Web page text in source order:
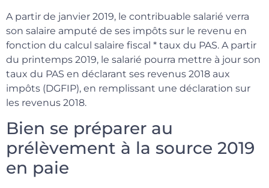
A partir de janvier 2019, le contribuable salarié verra
son salaire amputé de ses impôts sur le revenu en
fonction du calcul salaire fiscal * taux du PAS. A partir
du printemps 2019, le salarié pourra mettre à jour son
taux du PAS en déclarant ses revenus 2018 aux
impôts (DGFIP), en remplissant une déclaration sur
les revenus 2018.
Bien se préparer au
prélèvement à la source 2019
en paie